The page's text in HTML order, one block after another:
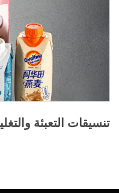
تنسيقات التعبئة